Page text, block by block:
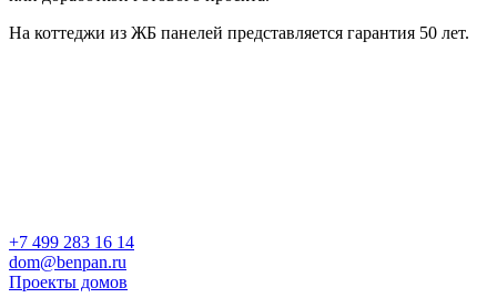
На коттеджи из ЖБ панелей представляется гарантия 50 лет.
+7 499 283 16 14
dom@benpan.ru
Проекты домов